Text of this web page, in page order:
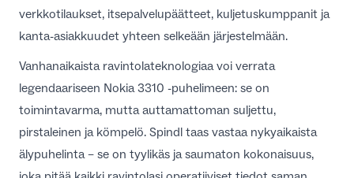
verkkotilaukset, itsepalvelupäätteet, kuljetuskumppanit ja
kanta-asiakkuudet yhteen selkeään järjestelmään.
Vanhanaikaista ravintolateknologiaa voi verrata
legendaariseen Nokia 3310 -puhelimeen: se on
toimintavarma, mutta auttamattoman suljettu,
pirstaleinen ja kömpelö. Spindl taas vastaa nykyaikaista
älypuhelinta – se on tyylikäs ja saumaton kokonaisuus,